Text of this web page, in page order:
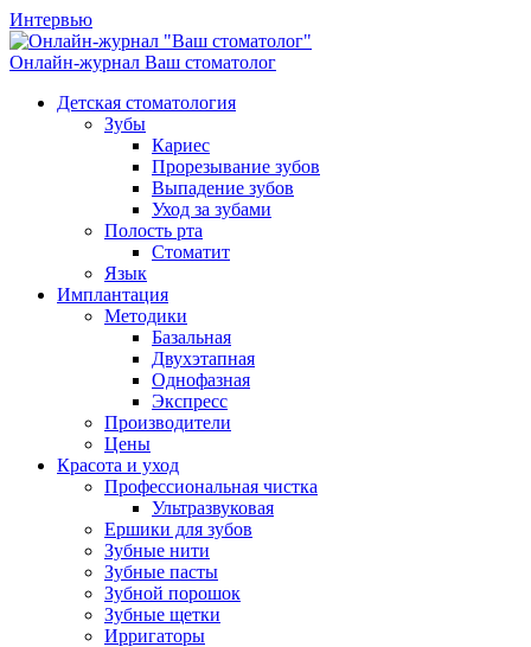
Интервью
Онлайн-журнал Ваш стоматолог
Детская стоматология
Зубы
Кариес
Прорезывание зубов
Выпадение зубов
Уход за зубами
Полость рта
Стоматит
Язык
Имплантация
Методики
Базальная
Двухэтапная
Однофазная
Экспресс
Производители
Цены
Красота и уход
Профессиональная чистка
Ультразвуковая
Ершики для зубов
Зубные нити
Зубные пасты
Зубной порошок
Зубные щетки
Ирригаторы